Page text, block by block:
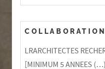
COLLABORATION
LRARCHITECTES
[MINIMUM 5 ANNEES (…)